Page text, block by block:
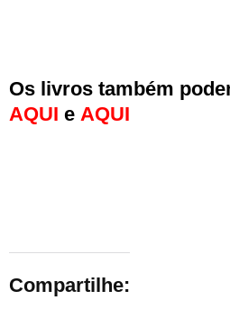
Os livros também
AQUI e AQUI
Compartilhe: